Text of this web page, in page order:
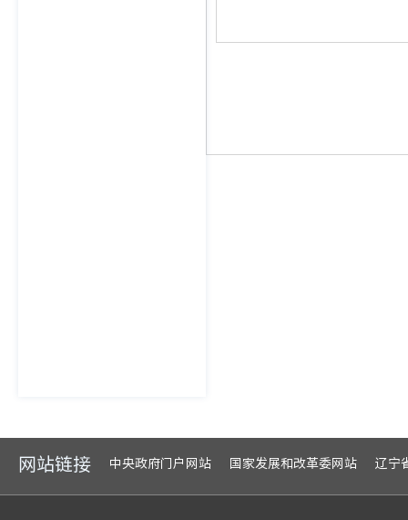
网站链接 中央政府门户网站 国家发展和改革委网站 辽宁